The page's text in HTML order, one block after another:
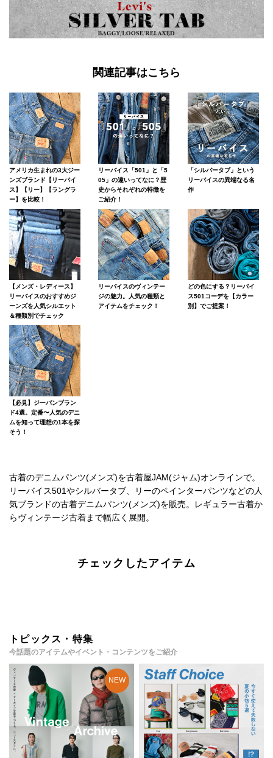
関連記事はこちら
アメリカ生まれの3大ジー
ンズブランド【リーバイ
ス】【リー】【ラングラ
ー】を比較！
リーバイス「501」と「5
05」の違いってなに？歴
史からそれぞれの特徴を
ご紹介！
「シルバータブ」という
リーバイスの異端なる名
作
【メンズ・レディース】
リーバイスのおすすめジ
ーンズを人気シルエット
＆種類別でチェック
リーバイスのヴィンテー
ジの魅力。人気の種類と
アイテムをチェック！
どの色にする？リーバイ
ス501コーデを【カラー
別】でご提案！
【必見】ジーパンブラン
ド4選。定番〜人気のデニ
ムを知って理想の1本を探
そう！
古着のデニムパンツ(メンズ)を古着屋JAM(ジャム)オンラインで。
リーバイス501やシルバータブ、リーのペインターパンツなどの人
気ブランドの古着デニムパンツ(メンズ)を販売。レギュラー古着か
らヴィンテージ古着まで幅広く展開。
チェックしたアイテム
トピックス・特集
今話題のアイテムやイベント・コンテンツをご紹介